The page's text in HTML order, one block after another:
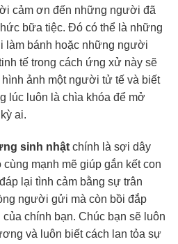
cảm ơn đến những người đã
bữa tiệc. Đó có thể là những
làm bánh hoặc những người
tế trong cách ứng xử này sẽ
ảnh một người tử tế và biết
lúc luôn là chìa khóa để mở
ai.
sinh nhật chính là sợi dây
mạnh mẽ giúp gắn kết con
lại tình cảm bằng sự trân
người gửi mà còn bồi đắp
chính bạn. Chúc bạn sẽ luôn
và luôn biết cách lan tỏa sự